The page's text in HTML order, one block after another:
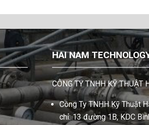
HAI NAM
CÔNG TY TNHH KỸ THUẬT
Công Ty TNHH Kỹ Thuật
chỉ: 13 đường 1B, KDC